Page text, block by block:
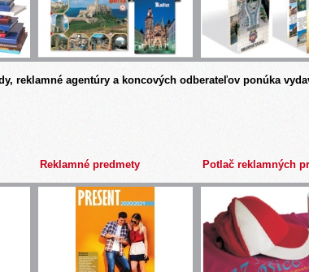
reklamné agentúry a koncových odberateľov ponúka
Reklamné predmety Potlač reklamných